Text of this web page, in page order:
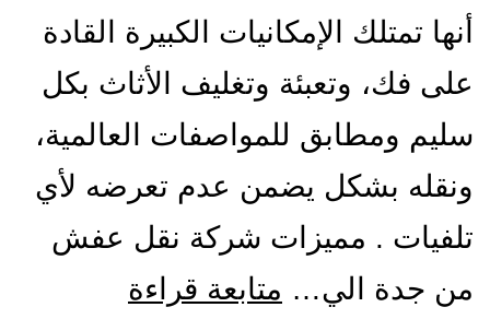
أنها تمتلك الإمكانيات الكبيرة القادة
على فك، وتعبئة وتغليف الأثاث بكل
سليم ومطابق للمواصفات العالمية،
ونقله بشكل يضمن عدم تعرضه لأي
تلفيات . مميزات شركة نقل عفش
من جدة الي… متابعة قراءة